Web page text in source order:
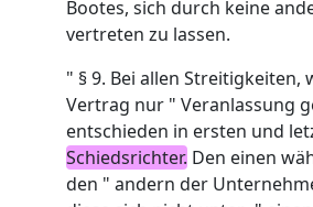
Bootes, sich durch keine
vertreten zu lassen.
" § 9. Bei allen Streitigkeiten,
Vertrag nur " Veranlassung
entschieden in ersten und
Schiedsrichter. Den einen
den " andern der